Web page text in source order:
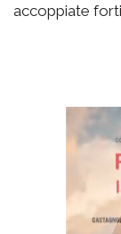
accoppiate